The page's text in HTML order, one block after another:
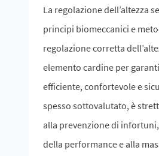
La regolazione dell’altezza
principi biomeccanici e
regolazione corretta
elemento cardine per
efficiente, confortevole e
spesso sottovalutato, è
alla prevenzione di
della performance e alla